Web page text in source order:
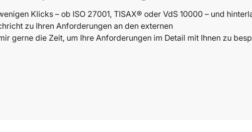
Klicks – ob ISO 27001, TISAX® oder VdS 10000 – und
zu Ihren Anforderungen an den externen
gerne die Zeit, um Ihre Anforderungen im Detail mit Ihnen zu